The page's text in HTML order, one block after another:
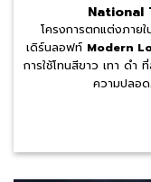
National
โครงการตกแต่งภาย
เดิร์นลอฟท์ Modern
การใช้โทนสีขาว เทา ดำ
ความปลอ